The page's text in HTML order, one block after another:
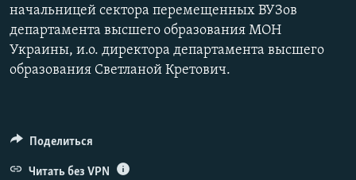
начальницей сектора перемещенных ВУЗов
департамента высшего образования МОН
Украины, и.о. директора департамента высшего
образования Светланой Кретович.
Поделиться
Читать без VPN